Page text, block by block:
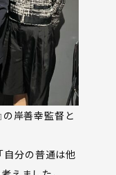
の岸善幸監督と
自分の普通は他